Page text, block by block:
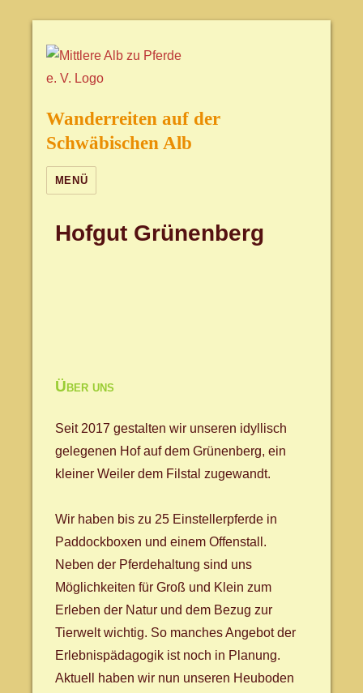
Wanderreiten auf der
Schwäbischen Alb
MENÜ
Hofgut Grünenberg
Über uns
Seit 2017 gestalten wir unseren idyllisch
gelegenen Hof auf dem Grünenberg, ein
kleiner Weiler dem Filstal zugewandt.
Wir haben bis zu 25 Einstellerpferde in
Paddockboxen und einem Offenstall.
Neben der Pferdehaltung sind uns
Möglichkeiten für Groß und Klein zum
Erleben der Natur und dem Bezug zur
Tierwelt wichtig. So manches Angebot der
Erlebnispädagogik ist noch in Planung.
Aktuell haben wir nun unseren Heuboden